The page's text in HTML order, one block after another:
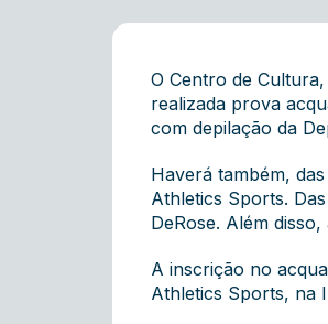
O Centro de
realizada prova
com depilação da
Haverá também,
Athletics Sports.
DeRose. Além
A inscrição no
Athletics Sports, na